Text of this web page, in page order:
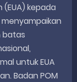
kepada
menyampaikan
batas
untuk EUA
Badan POM